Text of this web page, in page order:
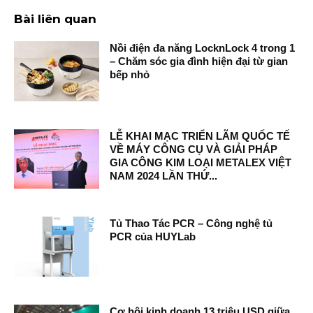
Bài liên quan
Nồi điện đa năng LocknLock 4 trong 1
– Chăm sóc gia đình hiện đại từ gian
bếp nhỏ
LỄ KHAI MẠC TRIỂN LÃM QUỐC TẾ
VỀ MÁY CÔNG CỤ VÀ GIẢI PHÁP
GIA CÔNG KIM LOẠI METALEX VIỆT
NAM 2024 LẦN THỨ...
Tủ Thao Tác PCR – Công nghệ tủ
PCR của HUYLab